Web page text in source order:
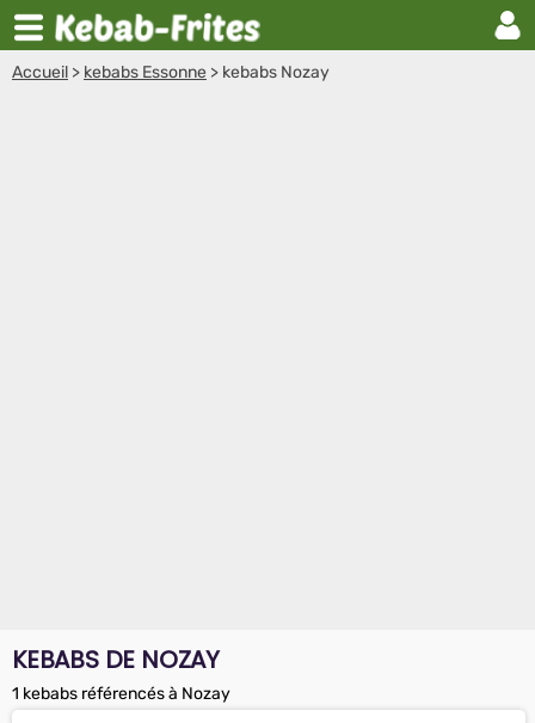
Accueil > kebabs Essonne > kebabs Nozay
KEBABS DE NOZAY
1 kebabs référencés à Nozay